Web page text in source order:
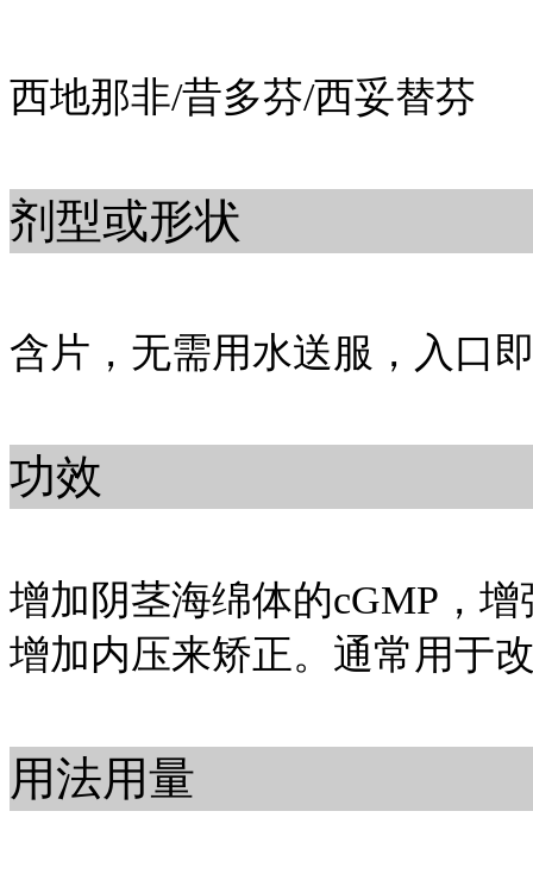
西地那非/昔多芬/西妥替芬
剂型或形状
含片，无需用水送服，入口
功效
增加阴茎海绵体的cGMP，
增加内压来矫正。通常用于
用法用量